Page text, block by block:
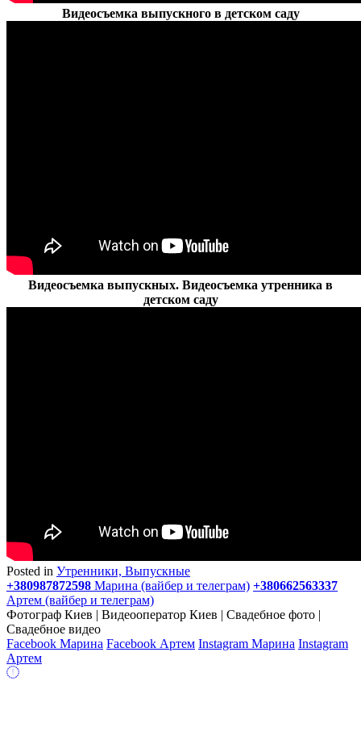
Видеосъемка выпускного в детском саду
Видеосъемка выпускных. Видеосъемка утренника в
детском саду
Posted in Утренники, Выпускные
+380987872598 Марина (вайбер и телеграм) +380662563337
Артем (вайбер и телеграм)
Фотограф Киев | Видеооператор Киев | Свадебное фото |
Свадебное видео
Facebook Марина Facebook Артем Instagram Марина Instagram
Артем